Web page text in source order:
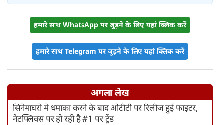
हमारे साथ WhatsApp पर जुड़ने के लिए यहां क्लिक करें
हमारे साथ Telegram पर जुड़ने के लिए यहां क्लिक करें
अगला लेख
सिनेमाघरों में धमाका करने के बाद ओटीटी पर रिलीज हुई फाइटर,
नेटफ्लिक्स पर हो रही है #1 पर ट्रेंड